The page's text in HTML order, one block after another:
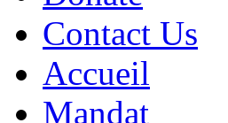
Contact Us
Accueil
Mandat